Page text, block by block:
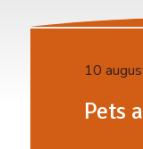
10
Pets